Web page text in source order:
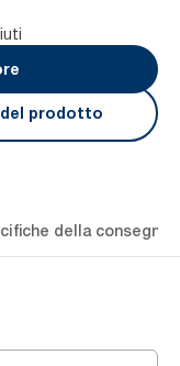
prodotto
della consegna